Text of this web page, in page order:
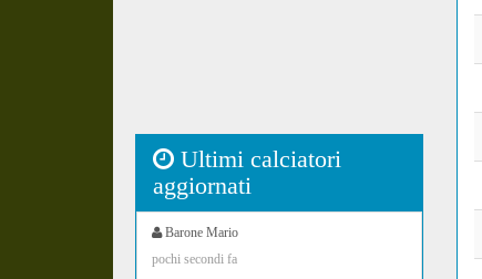
Ultimi calciatori
aggiornati
Barone Mario
pochi secondi fa